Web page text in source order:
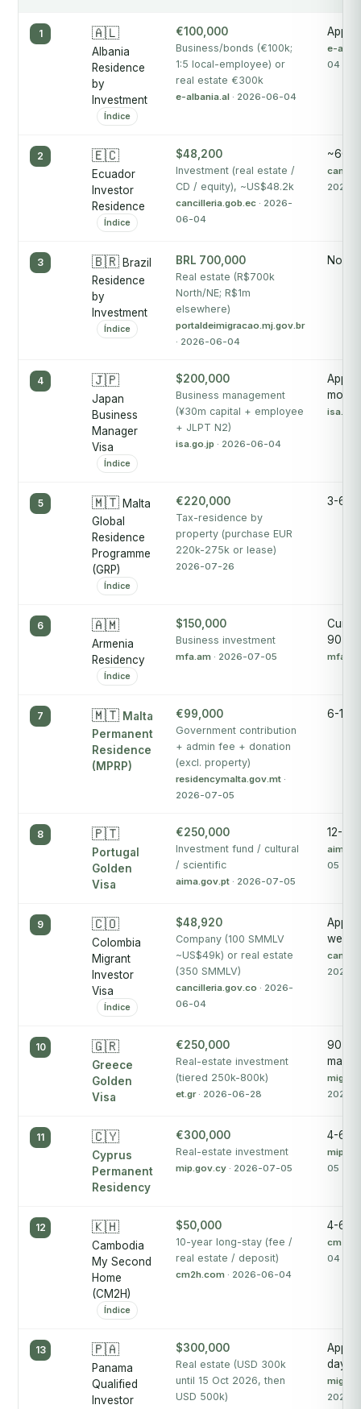
1 🇦🇱
Albania
Residence
by
Investment
Índice
€100,000
Business/bonds (€100k;
1:5 local-employee) or
real estate €300k
e-albania.al · 2026-06-04
e-
04
2 🇪🇨
Ecuador
Investor
Residence
Índice
$48,200
Investment (real estate /
CD / equity), ~US$48.2k
cancilleria.gob.ec · 2026-
06-04
~60
2026-
3 🇧🇷 Brazil
Residence
by
Investment
Índice
BRL 700,000
Real estate (R$700k
North/NE; R$1m
elsewhere)
portaldeimigracao.mj.gov.br
· 2026-06-04
No
4 🇯🇵
Japan
Business
Manager
Visa
Índice
$200,000
Business management
(¥30m capital + employee
+ JLPT N2)
isa.go.jp · 2026-06-04
5 🇲🇹 Malta
Global
Residence
Programme
(GRP)
Índice
€220,000
Tax-residence by
property (purchase EUR
220k-275k or lease)
2026-07-26
3-6
6 🇦🇲
Armenia
Residency
Índice
$150,000
Business investment
mfa.am · 2026-07-05
90
7 🇲🇹 Malta
Permanent
Residence
(MPRP)
€99,000
Government contribution
+ admin fee + donation
(excl. property)
residencymalta.gov.mt ·
2026-07-05
6-12
8 🇵🇹
Portugal
Golden
Visa
€250,000
Investment fund / cultural
/ scientific
aima.gov.pt · 2026-07-05
12-18
05
9 🇨🇴
Colombia
Migrant
Investor
Visa
Índice
$48,920
Company (100 SMMLV
~US$49k) or real estate
(350 SMMLV)
cancilleria.gov.co · 2026-
06-04
weeks
2026-
10 🇬🇷
Greece
Golden
Visa
€250,000
Real-estate investment
(tiered 250k-800k)
et.gr· 2026-06-28
90
2026-
11 🇨🇾
Cyprus
Permanent
Residency
€300,000
Real-estate investment
mip.gov.cy · 2026-07-05
4-6
05
12 🇰🇭
Cambodia
My Second
Home
(CM2H)
Índice
$50,000
10-year long-stay (fee /
real estate / deposit)
cm2h.com · 2026-06-04
4-6
04
13 🇵🇦
Panama
Qualified
Investor
$300,000
Real estate (USD 300k
until 15 Oct 2026, then
USD 500k)
days
2026-